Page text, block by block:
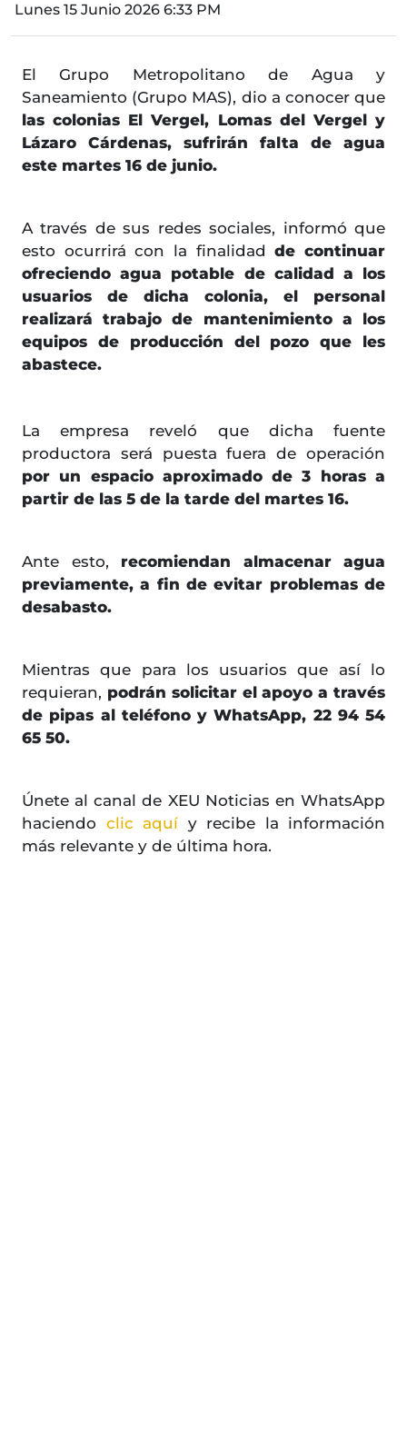
Lunes 15 Junio 2026 6:33 PM
El Grupo Metropolitano de Agua y
Saneamiento (Grupo MAS), dio a conocer que
las colonias El Vergel, Lomas del Vergel y
Lázaro Cárdenas, sufrirán falta de agua
este martes 16 de junio.
A través de sus redes sociales, informó que
esto ocurrirá con la finalidadde continuar
ofreciendo agua potable de calidad a los
usuarios de dicha colonia, el personal
realizará trabajo de mantenimiento a los
equipos de producción del pozo que les
abastece.
La empresa reveló que dicha fuente
productora será puesta fuera de operación
por un espacio aproximado de 3 horas a
partir de las 5 de la tarde del martes 16.
Ante esto, recomiendan almacenar agua
previamente, a fin de evitar problemas de
desabasto.
Mientras que para los usuarios que así lo
requieran, podrán solicitar el apoyo a través
de pipas al teléfono y WhatsApp, 22 94 54
65 50.
Únete al canal de XEU Noticias en WhatsApp
haciendo clic aquí y recibe la información
más relevante y de última hora.